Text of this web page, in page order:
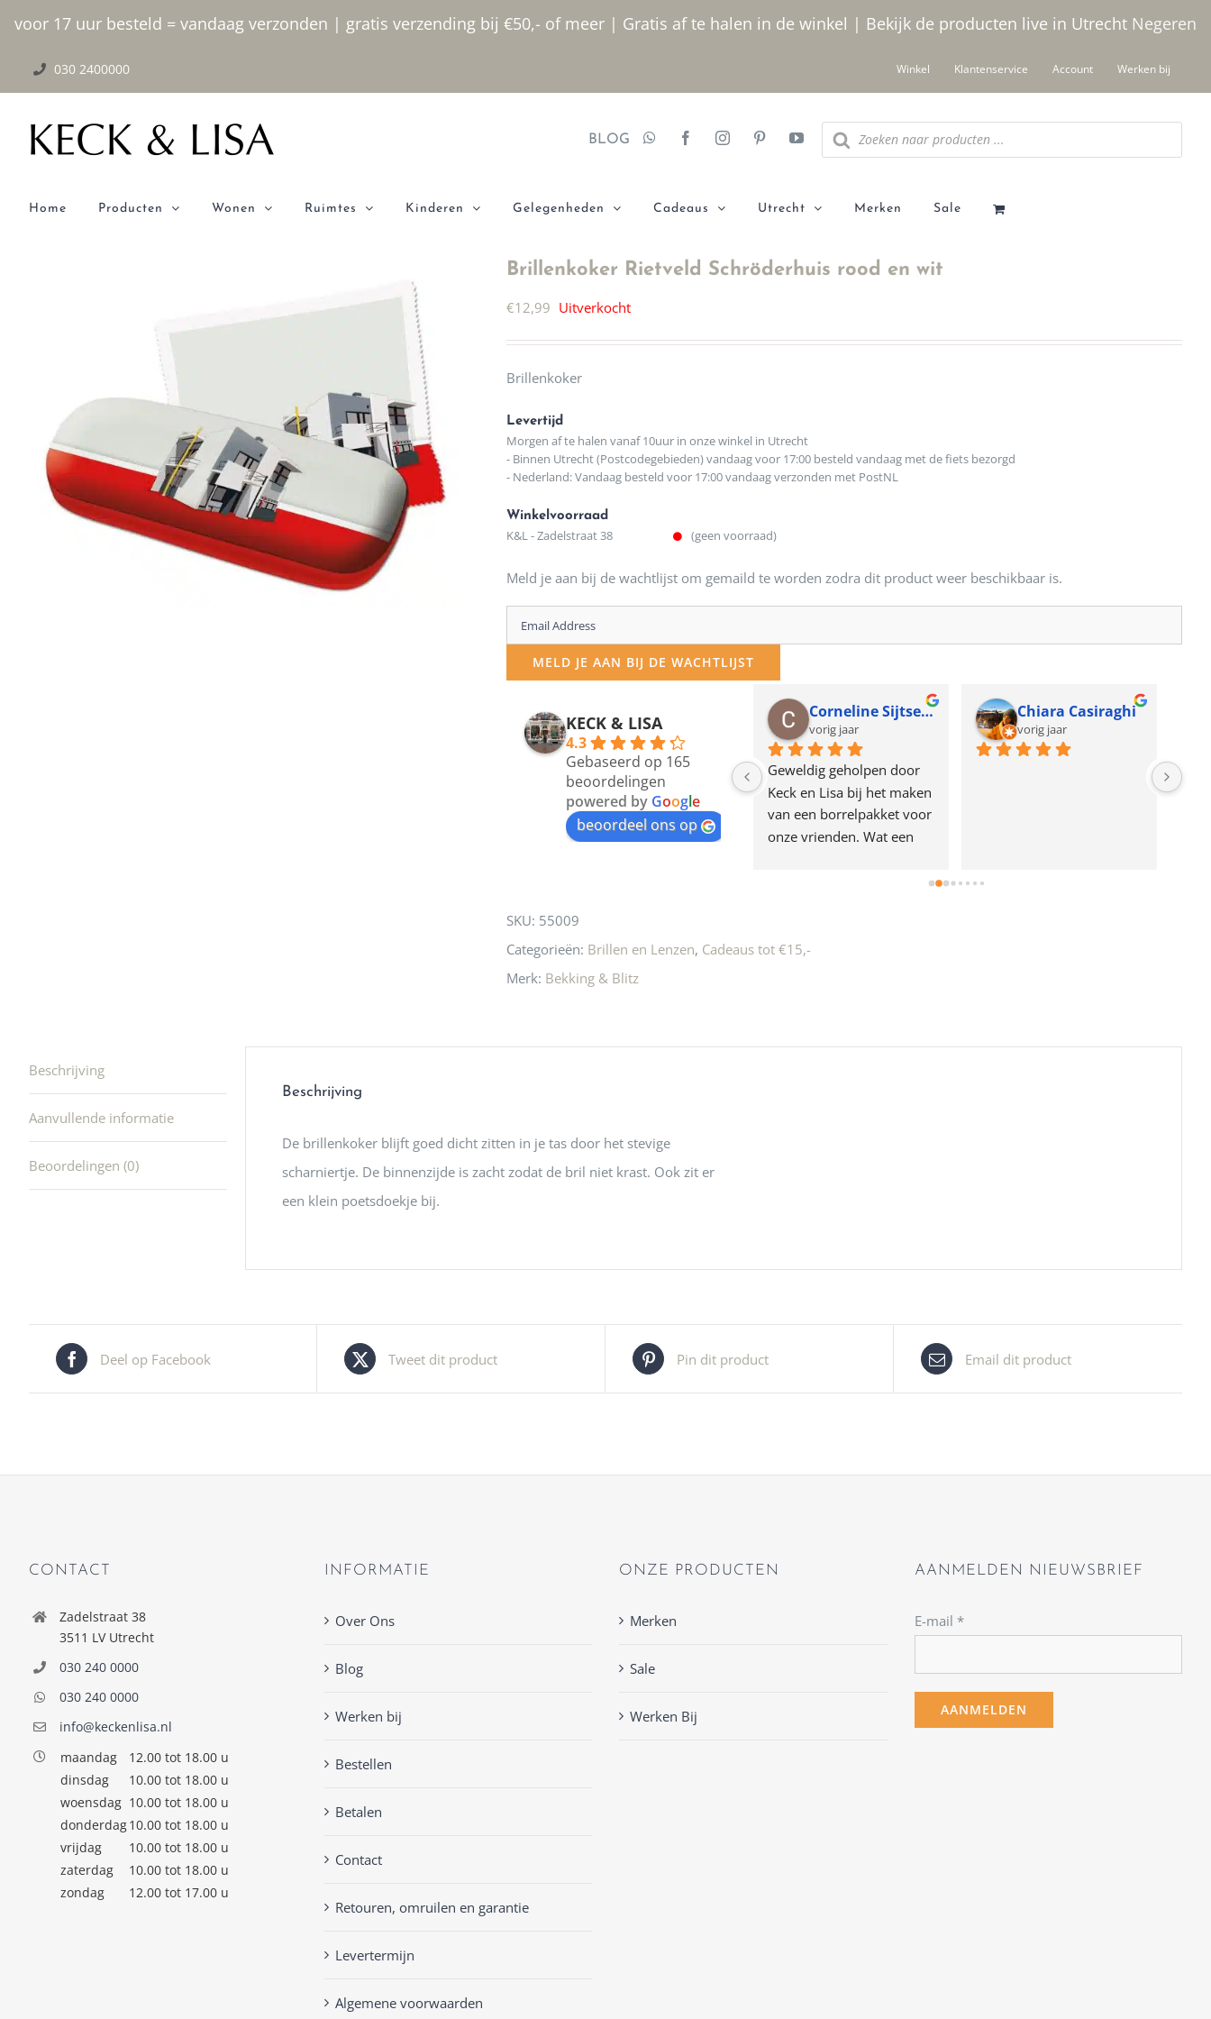
voor 17 uur besteld = vandaag verzonden | gratis verzending bij €50,- of meer | Gratis af te halen in de winkel | Bekijk de producten live in Utrecht Negeren
inhoud
030 2400000 Winkel Klantenservice Account Werken bij
BLOG
Producten
zoeken
Home Producten Wonen Ruimtes Kinderen Gelegenheden Cadeaus Utrecht Merken Sale
Brillenkoker Rietveld Schröderhuis rood en wit
€12,99 Uitverkocht
Brillenkoker
Levertijd
Morgen af te halen vanaf 10uur in onze winkel in Utrecht
- Binnen Utrecht (Postcodegebieden) vandaag voor 17:00 besteld vandaag met de fiets bezorgd
- Nederland: Vandaag besteld voor 17:00 vandaag verzonden met PostNL
Winkelvoorraad
K&L - Zadelstraat 38 (geen voorraad)
Meld je aan bij de wachtlijst om gemaild te worden zodra dit product weer beschikbaar is.
Enter
your
email
MELD JE AAN BIJ DE WACHTLIJST
KECK & LISA
4.3
Gebaseerd op 165
beoordelingen
powered by Google
beoordeel ons op
ook heel aardig en gezellig
12 maanden geleden
Waarom in hemelsnaam
de woonwinkel op de
klippen  laten lopen? Waar
moeten nu de design
Corneline Sijtsema
vorig jaar
Geweldig geholpen door
Keck en Lisa bij het maken
van een borrelpakket voor
onze vrienden. Wat een
Chiara Casiraghi
vorig jaar
SKU: 55009
Categorieën: Brillen en Lenzen, Cadeaus tot €15,-
Merk: Bekking & Blitz
Beschrijving
Aanvullende informatie
Beoordelingen (0)
Beschrijving
De brillenkoker blijft goed dicht zitten in je tas door het stevige
scharniertje. De binnenzijde is zacht zodat de bril niet krast. Ook zit er
een klein poetsdoekje bij.
Deel op Facebook Tweet dit product Pin dit product Email dit product
CONTACT
Zadelstraat 38
3511 LV Utrecht
030 240 0000
030 240 0000
info@keckenlisa.nl
maandag
12.00 tot 18.00 u
dinsdag
10.00 tot 18.00 u
woensdag 10.00 tot 18.00 u
donderdag10.00 tot 18.00 u
vrijdag
10.00 tot 18.00 u
zaterdag
10.00 tot 18.00 u
zondag
12.00 tot 17.00 u
INFORMATIE
Over Ons
Blog
Werken bij
Bestellen
Betalen
Contact
Retouren, omruilen en garantie
Levertermijn
Algemene voorwaarden
ONZE PRODUCTEN
Merken
Sale
Werken Bij
AANMELDEN NIEUWSBRIEF
E-mail *